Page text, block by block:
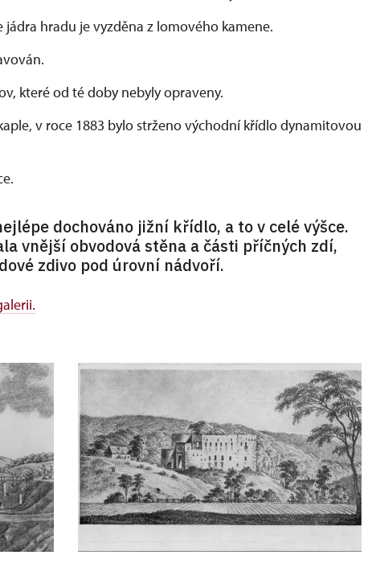
hradu je vyzděna z lomového kamene.
které od té doby nebyly opraveny.
v roce 1883 bylo strženo východní křídlo dynamitovou
dochováno jižní křídlo, a to v celé výšce.
vnější obvodová stěna a části příčných zdí,
zdivo pod úrovní nádvoří.